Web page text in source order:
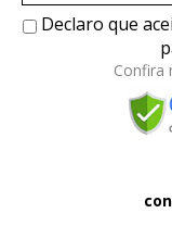
Declaro que
Confira